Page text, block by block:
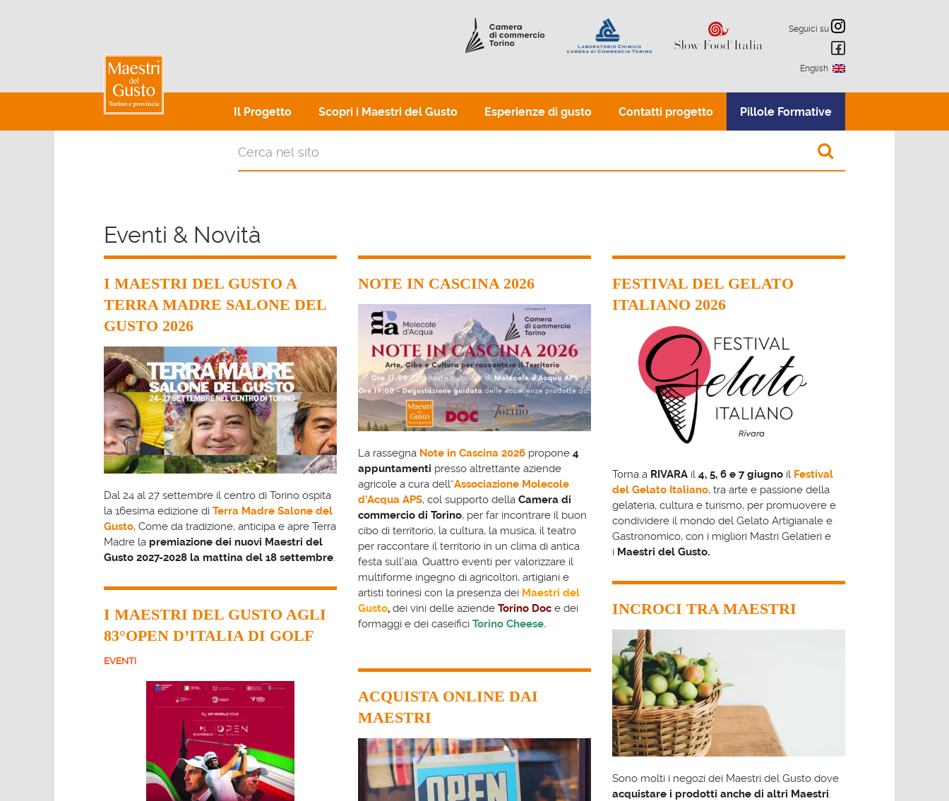
Seguici su
English
Il Progetto Scopri i Maestri del Gusto Esperienze di gusto Contatti progetto Pillole Formative
Eventi & Novità
I MAESTRI DEL GUSTO A
TERRA MADRE SALONE DEL
GUSTO 2026
Dal 24 al 27 settembre il centro di Torino ospita
la 16esima edizione di Terra Madre Salone del
Gusto, Come da tradizione, anticipa e apre Terra
Madre la premiazione dei nuovi Maestri del
Gusto 2027-2028 la mattina del 18 settembre
I MAESTRI DEL GUSTO AGLI
83°OPEN D’ITALIA DI GOLF
EVENTI
NOTE IN CASCINA 2026
La rassegna Note in Cascina 2026 propone 4
appuntamenti presso altrettante aziende
agricole a cura dell”Associazione Molecole
d’Acqua APS, col supporto della Camera di
commercio di Torino, per far incontrare il buon
cibo di territorio, la cultura, la musica, il teatro
per raccontare il territorio in un clima di antica
festa sull’aia. Quattro eventi per valorizzare il
multiforme ingegno di agricoltori, artigiani e
artisti torinesi con la presenza dei Maestri del
Gusto, dei vini delle aziende Torino Doc e dei
formaggi e dei caseifici Torino Cheese.
ACQUISTA ONLINE DAI
MAESTRI
FESTIVAL DEL GELATO
ITALIANO 2026
Torna a RIVARA il 4, 5, 6 e 7 giugno il Festival
del Gelato Italiano, tra arte e passione della
gelateria, cultura e turismo, per promuovere e
condividere il mondo del Gelato Artigianale e
Gastronomico, con i migliori Mastri Gelatieri e
i Maestri del Gusto.
INCROCI TRA MAESTRI
Sono molti i negozi dei Maestri del Gusto dove
acquistare i prodotti anche di altri Maestri